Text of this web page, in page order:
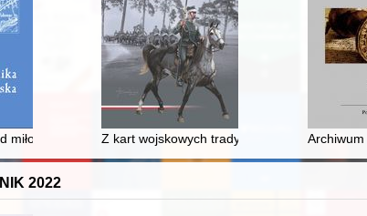
a Rusią za panowania Jarosława Mądrego (1036-1054)
miłości do nienawiściZ kart wojskowych tradycji Pomorza i Kujaw
2022